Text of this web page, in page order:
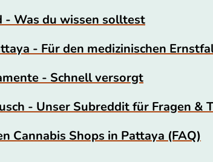
- Was du wissen solltest
- Für den medizinischen
- Schnell versorgt
- Unser Subreddit für Fragen &
Cannabis Shops in Pattaya (FAQ)